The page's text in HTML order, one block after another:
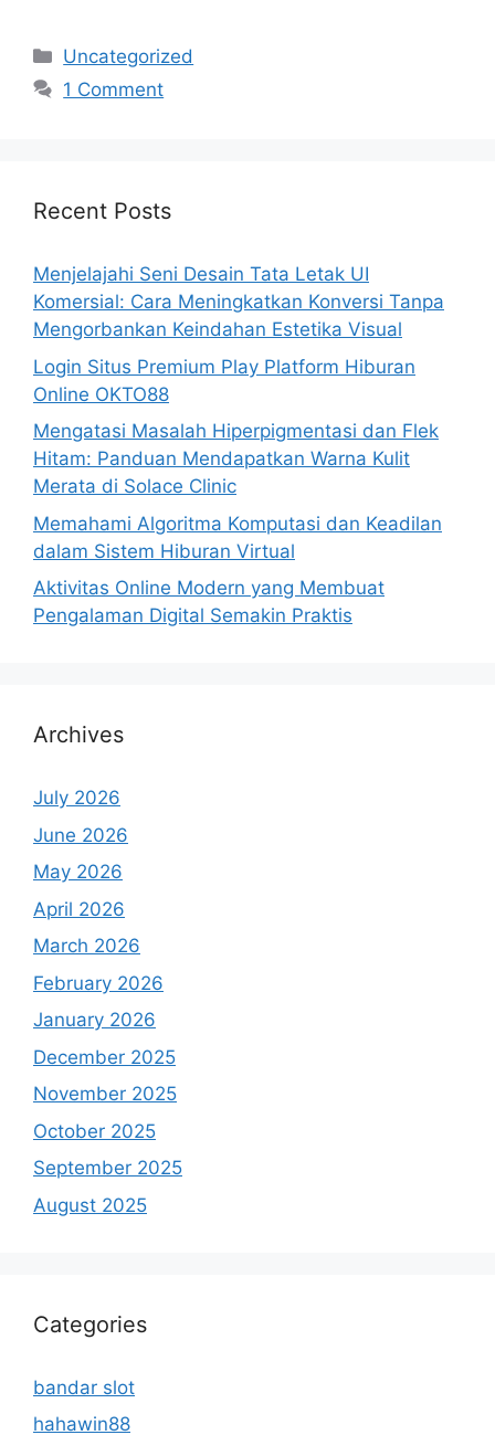
Categories
Uncategorized
1 Comment
Recent Posts
Menjelajahi Seni Desain Tata Letak UI
Komersial: Cara Meningkatkan Konversi Tanpa
Mengorbankan Keindahan Estetika Visual
Login Situs Premium Play Platform Hiburan
Online OKTO88
Mengatasi Masalah Hiperpigmentasi dan Flek
Hitam: Panduan Mendapatkan Warna Kulit
Merata di Solace Clinic
Memahami Algoritma Komputasi dan Keadilan
dalam Sistem Hiburan Virtual
Aktivitas Online Modern yang Membuat
Pengalaman Digital Semakin Praktis
Archives
July 2026
June 2026
May 2026
April 2026
March 2026
February 2026
January 2026
December 2025
November 2025
October 2025
September 2025
August 2025
Categories
bandar slot
hahawin88